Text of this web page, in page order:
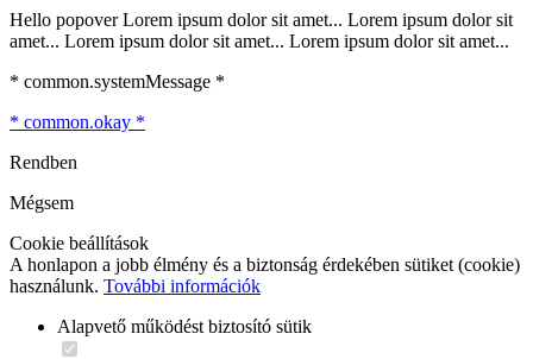
Hello popover Lorem ipsum dolor sit amet... Lorem ipsum dolor sit
amet... Lorem ipsum dolor sit amet... Lorem ipsum dolor sit amet...
* common.systemMessage *
* common.okay *
Rendben
Mégsem
Cookie beállítások
A honlapon a jobb élmény és a biztonság érdekében sütiket (cookie)
használunk. További információk
Alapvető működést biztosító sütik